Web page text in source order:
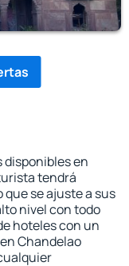
disponibles en
tendrá
se ajuste a sus
nivel con todo
hoteles con un
Chandelao